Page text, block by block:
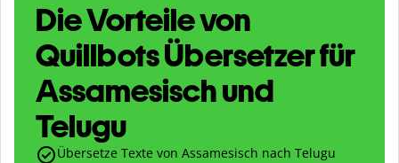
Die Vorteile von
Quillbots Übersetzer für
Assamesisch und
Telugu
Übersetze Texte von Assamesisch nach Telugu